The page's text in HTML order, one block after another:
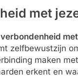
met
verbondenheid
zelfbewustzijn
maken
erkent en